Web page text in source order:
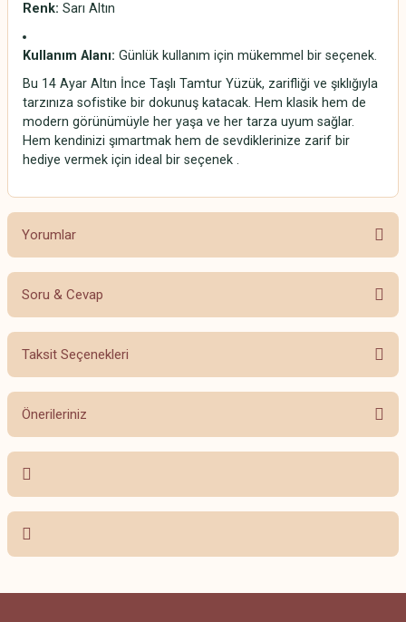
Renk: Sarı Altın
Kullanım Alanı: Günlük kullanım için mükemmel bir seçenek.
Bu 14 Ayar Altın İnce Taşlı Tamtur Yüzük, zarifliği ve şıklığıyla
tarzınıza sofistike bir dokunuş katacak. Hem klasik hem de
modern görünümüyle her yaşa ve her tarza uyum sağlar.
Hem kendinizi şımartmak hem de sevdiklerinize zarif bir
hediye vermek için ideal bir seçenek .
Yorumlar
Bu ürüne ilk yorumu siz yapın!
Soru & Cevap
Ürün hakkında henüz soru sorulmamış.
Taksit Seçenekleri
Önerileriniz
Bu ürünün fiyat bilgisi, resim, ürün açıklamalarında ve diğer konularda
yetersiz gördüğünüz noktaları öneri formunu kullanarak tarafımıza
iletebilirsiniz.